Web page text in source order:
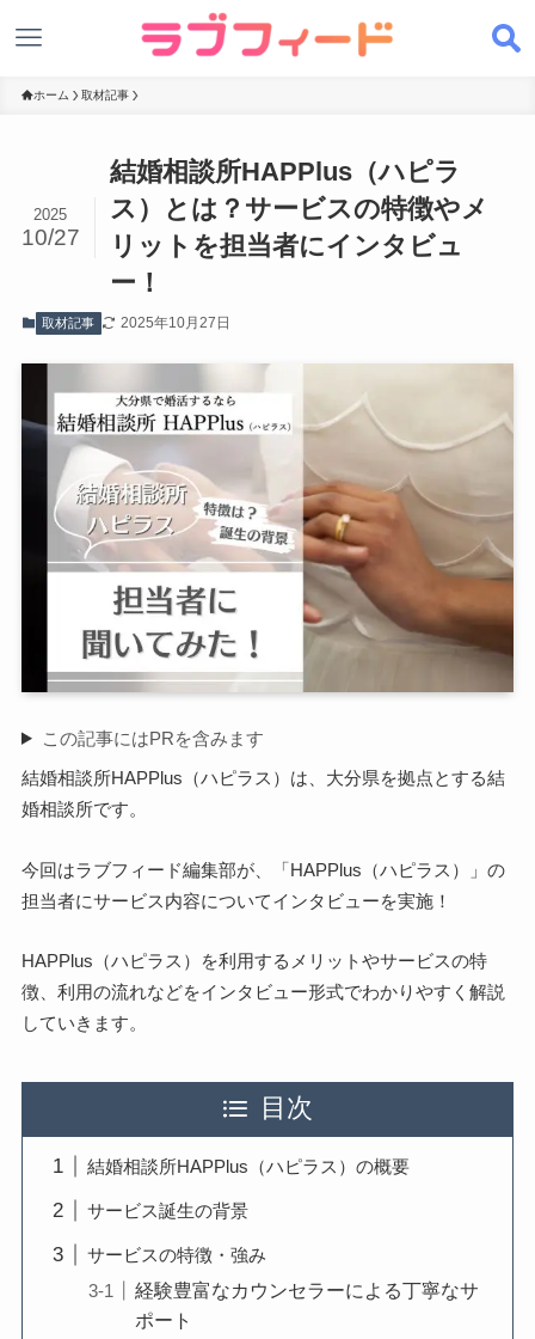
ホーム 取材記事
結婚相談所HAPPlus（ハピラ
ス）とは？サービスの特徴やメ
リットを担当者にインタビュ
ー！
2025
10/27
取材記事 2025年10月27日
この記事にはPRを含みます
結婚相談所HAPPlus（ハピラス）は、大分県を拠点とする結
婚相談所です。
今回はラブフィード編集部が、「HAPPlus（ハピラス）」の
担当者にサービス内容についてインタビューを実施！
HAPPlus（ハピラス）を利用するメリットやサービスの特
徴、利用の流れなどをインタビュー形式でわかりやすく解説
していきます。
目次
結婚相談所HAPPlus（ハピラス）の概要
サービス誕生の背景
サービスの特徴・強み
経験豊富なカウンセラーによる丁寧なサ
ポート